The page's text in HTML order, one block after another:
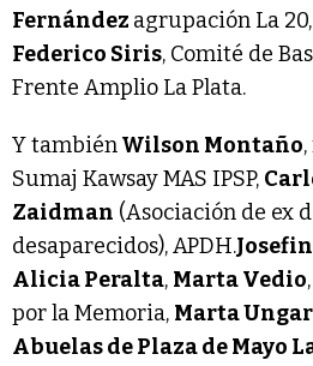
Fernández agrupación La 20,
Federico Siris, Comité de
Frente Amplio La Plata.
Y tambiénWilson Montaño
Sumaj Kawsay MAS IPSP,
Zaidman (Asociación de ex
desaparecidos), APDH.
Alicia Peralta, Marta Vedio
por la Memoria, Marta
Abuelas de Plaza de Mayo